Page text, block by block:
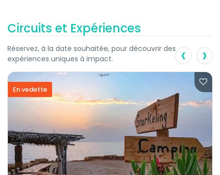
Circuits et Expériences
Réservez, à la date souhaitée, pour découvrir des
expériences uniques à impact.
En vedette
‹ ›